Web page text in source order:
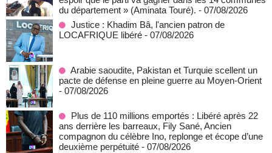
du département » (Aminata Touré). - 07/08/2026
Justice : Khadim Bâ, l'ancien patron de
LOCAFRIQUE libéré - 07/08/2026
Arabie saoudite, Pakistan et Turquie scellent un
pacte de défense en pleine guerre au Moyen-Orient
- 07/08/2026
Plus de 110 millions emportés : Libéré après 22
ans derrière les barreaux, Fily Sané, Ancien
compagnon du célèbre Ino, replonge et écope d’une
deuxième perpétuité - 07/08/2026